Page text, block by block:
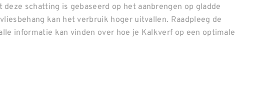
schatting is gebaseerd op het aanbrengen op gladde
kan het verbruik hoger uitvallen. Raadpleeg de
informatie kan vinden over hoe je Kalkverf op een optimale